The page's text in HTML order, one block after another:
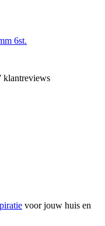
6st.
klantreviews
voor jouw huis en